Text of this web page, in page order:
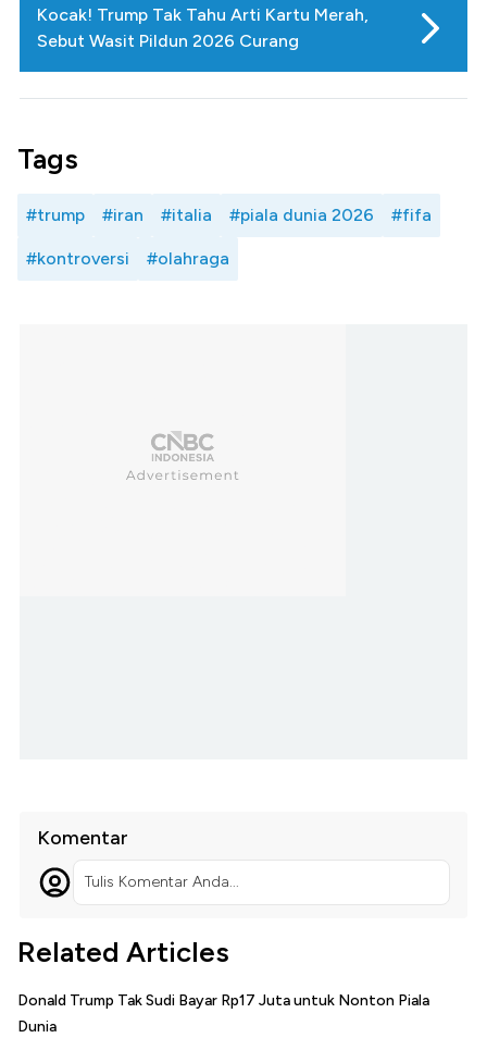
Kocak! Trump Tak Tahu Arti Kartu Merah,
Sebut Wasit Pildun 2026 Curang
Tags
#trump #iran #italia #piala dunia 2026 #fifa
#kontroversi #olahraga
Komentar
Tulis Komentar Anda...
Related Articles
Donald Trump Tak Sudi Bayar Rp17 Juta untuk Nonton Piala
Dunia